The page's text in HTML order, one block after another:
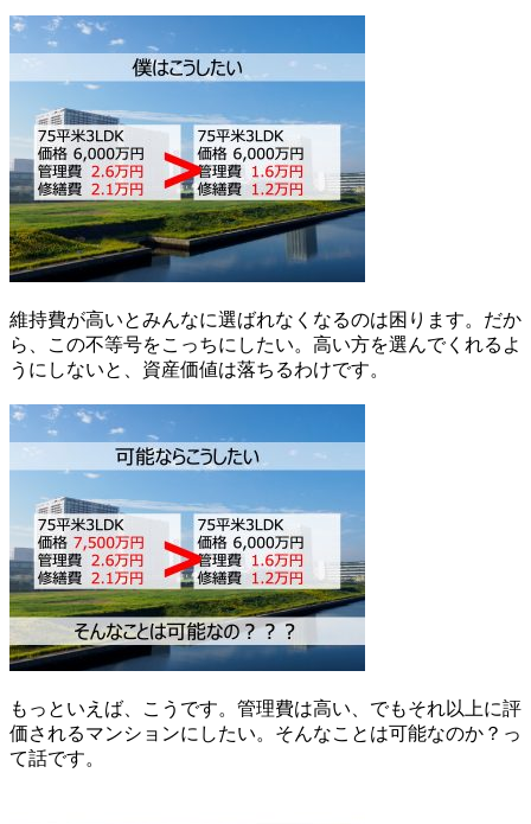
維持費が高いとみんなに選ばれなくなるのは困ります。だか
ら、この不等号をこっちにしたい。高い方を選んでくれるよ
うにしないと、資産価値は落ちるわけです。
もっといえば、こうです。管理費は高い、でもそれ以上に評
価されるマンションにしたい。そんなことは可能なのか？っ
て話です。